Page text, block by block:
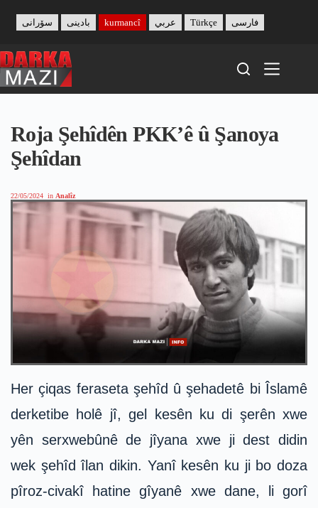
content
بادینی سۆرانی kurmancî عربي Türkçe فارسی
Roja Şehîdên PKK’ê û Şanoya
Şehîdan
22/05/2024 in Analîz
Her çiqas feraseta şehîd û şehadetê bi Îslamê
derketibe holê jî, gel kesên ku di şerên xwe
yên serxwebûnê de jîyana xwe ji dest didin
wek şehîd îlan dikin. Yanî kesên ku ji bo doza
pîroz-civakî hatine gîyanê xwe dane, li gorî